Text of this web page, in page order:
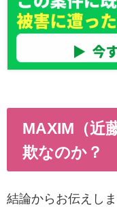
MAXIM（近
欺なのか？
結論からお伝えし